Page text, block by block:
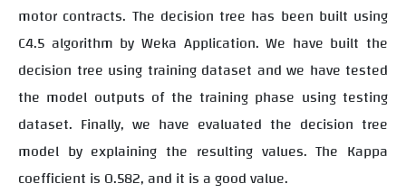
motor contracts. The decision tree has been built using
C4.5 algorithm by Weka Application. We have built the
decision tree using training dataset and we have tested
the model outputs of the training phase using testing
dataset. Finally, we have evaluated the decision tree
model by explaining the resulting values. The Kappa
coefficient is 0.582, and it is a good value.